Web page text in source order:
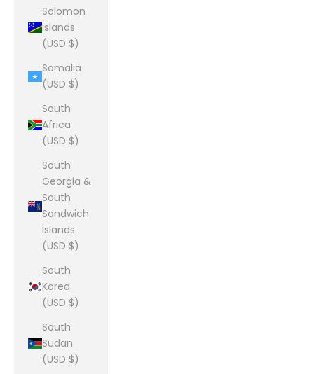
Solomon
Islands
(USD $)
Somalia
(USD $)
South
Africa
(USD $)
South
Georgia &
South
Sandwich
Islands
(USD $)
South
Korea
(USD $)
South
Sudan
(USD $)